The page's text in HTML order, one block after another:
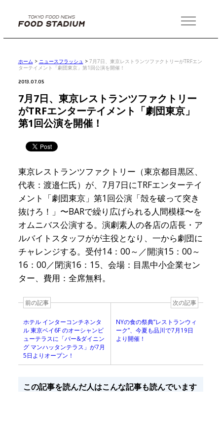
MENU
ホーム > ニュースフラッシュ > 7月7日、東京レストランツファクトリーがTRFエン
ターテイメント「劇団東京」第1回公演を開催！
2013.07.05
7月7日、東京レストランツファクトリー
がTRFエンターテイメント「劇団東京」
第1回公演を開催！
東京レストランツファクトリー（東京都目黒区、
代表：渡邉仁氏）が、7月7日にTRFエンターテイ
メント「劇団東京」第1回公演「殻を破って突き
抜けろ！」〜BARで繰り広げられる人間模様〜を
オムニバス公演する。演劇素人の各店の店長・ア
ルバイトスタッフがが主役となり、一から劇団に
チャレンジする。受付14：00～／開演15：00～
16：00／閉演16：15、会場：目黒中小企業セン
ター、費用：全席無料。
前の記事
ホテル インターコンチネンタ
ル 東京ベイ6F のオーシャンビ
ューテラスに「バー&ダイニン
グ マンハッタンテラス」が7月
5日よりオープン！
次の記事
NYの食の祭典”レストランウィ
ーク”、今夏も品川で7月19日
より開催！
この記事を読んだ人はこんな記事も読んでいます